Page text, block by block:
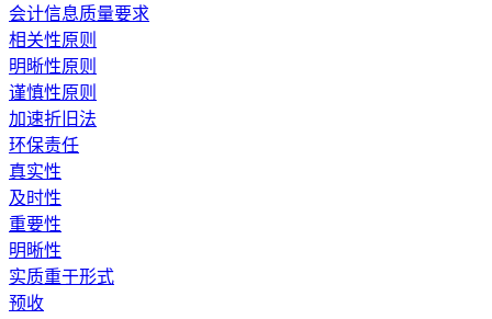
会计信息质量要求
相关性原则
明晰性原则
谨慎性原则
加速折旧法
环保责任
真实性
及时性
重要性
明晰性
实质重于形式
预收